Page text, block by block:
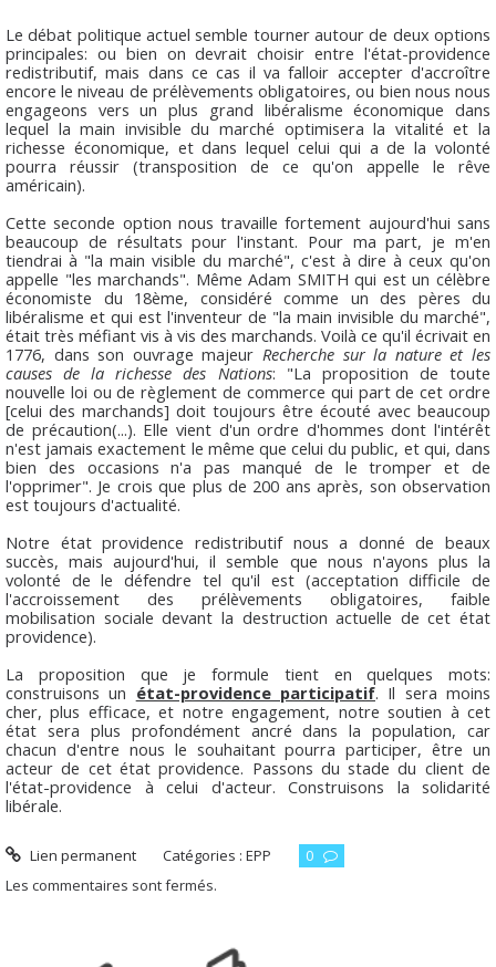
Le débat politique actuel semble tourner autour de deux options
principales: ou bien on devrait choisir entre l'état-providence
redistributif, mais dans ce cas il va falloir accepter d'accroître
encore le niveau de prélèvements obligatoires, ou bien nous nous
engageons vers un plus grand libéralisme économique dans
lequel la main invisible du marché optimisera la vitalité et la
richesse économique, et dans lequel celui qui a de la volonté
pourra réussir (transposition de ce qu'on appelle le rêve
américain).
Cette seconde option nous travaille fortement aujourd'hui sans
beaucoup de résultats pour l'instant. Pour ma part, je m'en
tiendrai à "la main visible du marché", c'est à dire à ceux qu'on
appelle "les marchands". Même Adam SMITH qui est un célèbre
économiste du 18ème, considéré comme un des pères du
libéralisme et qui est l'inventeur de "la main invisible du marché",
était très méfiant vis à vis des marchands. Voilà ce qu'il écrivait en
1776, dans son ouvrage majeur Recherche sur la nature et les
causes de la richesse des Nations: "La proposition de toute
nouvelle loi ou de règlement de commerce qui part de cet ordre
[celui des marchands] doit toujours être écouté avec beaucoup
de précaution(...). Elle vient d'un ordre d'hommes dont l'intérêt
n'est jamais exactement le même que celui du public, et qui, dans
bien des occasions n'a pas manqué de le tromper et de
l'opprimer". Je crois que plus de 200 ans après, son observation
est toujours d'actualité.
Notre état providence redistributif nous a donné de beaux
succès, mais aujourd'hui, il semble que nous n'ayons plus la
volonté de le défendre tel qu'il est (acceptation difficile de
l'accroissement des prélèvements obligatoires, faible
mobilisation sociale devant la destruction actuelle de cet état
providence).
La proposition que je formule tient en quelques mots:
construisons un état-providence participatif. Il sera moins
cher, plus efficace, et notre engagement, notre soutien à cet
état sera plus profondément ancré dans la population, car
chacun d'entre nous le souhaitant pourra participer, être un
acteur de cet état providence. Passons du stade du client de
l'état-providence à celui d'acteur. Construisons la solidarité
libérale.
Lien permanent Catégories :EPP
0
Les commentaires sont fermés.